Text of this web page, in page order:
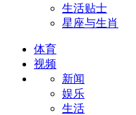
生活贴士
星座与生肖
体育
视频
新闻
娱乐
生活